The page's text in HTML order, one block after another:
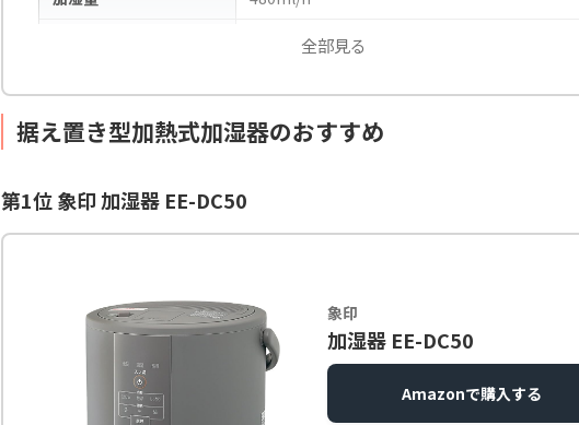
全部見る
据え置き型加熱式加湿器のおすすめ
第1位 象印 加湿器 EE-DC50
象印
加湿器 EE-DC50
Amazonで購入する